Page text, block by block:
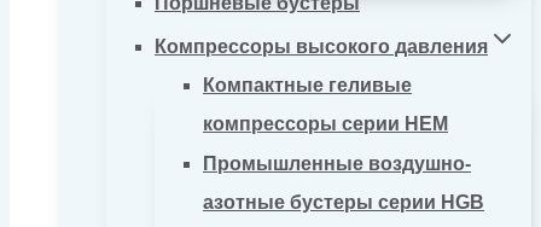
Компрессоры высокого давления
Компактные геливые
компрессоры серии HEM
Промышленные воздушно-
азотные бустеры серии HGB